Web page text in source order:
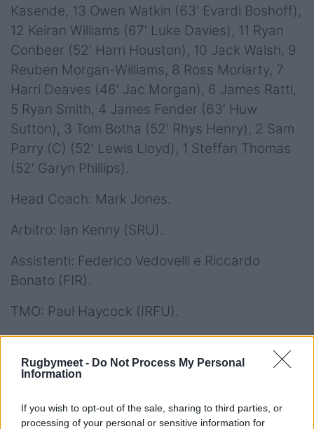
Rugbymeet - Do Not Process My Personal
Information
If you wish to opt-out of the sale, sharing to third parties, or
processing of your personal or sensitive information for
Kasende, 13 Owen Watkin (63′ Evardi Boshoff),
12 Keiran Williams (67′ Luke Davies), 11 Ryan
Conbeer (52′ Harri Houston), 10 Jack Walsh, 9
Reuben Morgan-Williams, 8 Ross Moriarty, 7
Harri Deaves (46′ Jac Morgan), 6 James Ratti,
5 Ryan Smith, 4 James Fender (63′ Huw
Sutton), 3 Tom Botha (52′ Rhys Henry), 2 Sam
Parry (C) (52′ Lewis Lloyd), 1 Steffan Thomas
(52′ Garyn Phillips).
Head Coach: Mark Jones.
Arbitro: Ian Kenny (SRU).
Assistenti: Federico Vedovelli e Riccardo
Bonato (FIR).
TMO: Paul Haycock (IRFU).
Video Highlights di
Benetton Rugby - Ospreys
31-19